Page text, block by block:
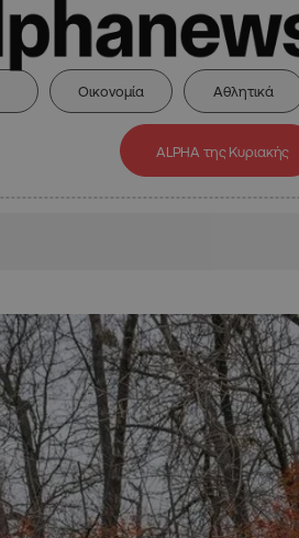
Οικονομία Αθλητικά
ALPHA της Κυριακής